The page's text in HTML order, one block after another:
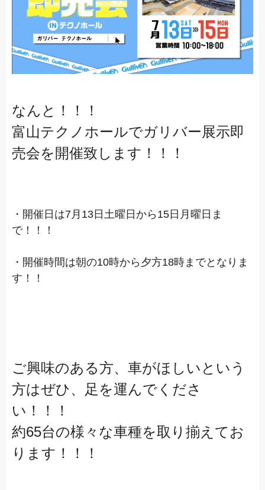
なんと！！！
富山テクノホールでガリバー展示即
売会を開催致します！！！
・開催日は7月13日土曜日から15日月曜日ま
で！！！
・開催時間は朝の10時から夕方18時までとなりま
す！！
ご興味のある方、車がほしいという
方はぜひ、足を運んでくださ
い！！！
約65台の様々な車種を取り揃えてお
ります！！！